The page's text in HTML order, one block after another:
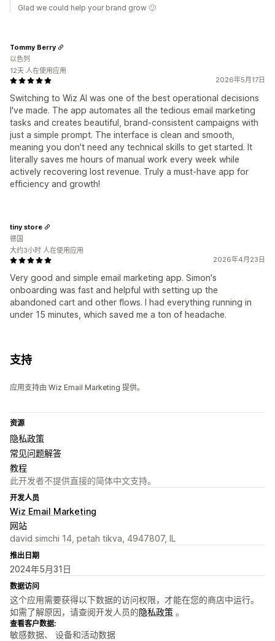
Glad we could help your brand grow 🙂
2026年5月17日
Switching to Wiz AI was one of the best operational decisions
I've made. The app automates all the tedious email marketing
tasks and creates beautiful, brand-consistent campaigns with
just a simple prompt. The interface is clean and smooth,
meaning you don't need any technical skills to get started. It
literally saves me hours of manual work every week while
actively recovering lost revenue. Truly a must-have app for
efficiency and growth!
Tommy Berry
以色列
12天 人在使用应用
2026年4月23日
Very good and simple email marketing app. Simon's
onboarding was fast and helpful with setting up the
abandoned cart and other flows. I had everything running in
under 15 minutes, which saved me a ton of headache.
tiny store
德国
大约3小时 人在使用应用
支持
应用支持由 Wiz Email Marketing 提供。
资源
隐私政策
常见问题解答
教程
此开发者不提供直接的简体中文支持。
开发人员
Wiz Email Marketing
网站
david simchi 14, petah tikva, 4947807, IL
推出日期
2024年5月31日
数据访问
这个应用需要获得以下数据的访问权限，才能在您的商店中运行。
如需了解原因，请查阅开发人员的隐私政策 。
查看客户数据:
敏感数据、 设备和活动数据